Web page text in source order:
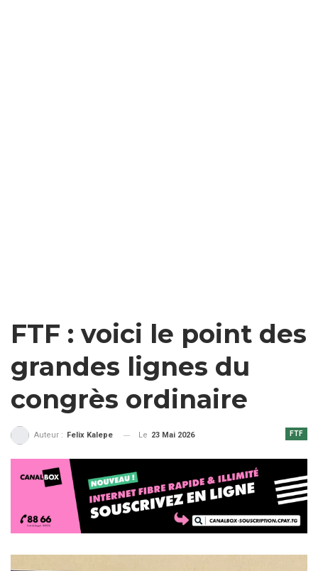
FTF : voici le point des
grandes lignes du
congrès ordinaire
FTF
Auteur : Felix Kalepe Le 23 Mai 2026